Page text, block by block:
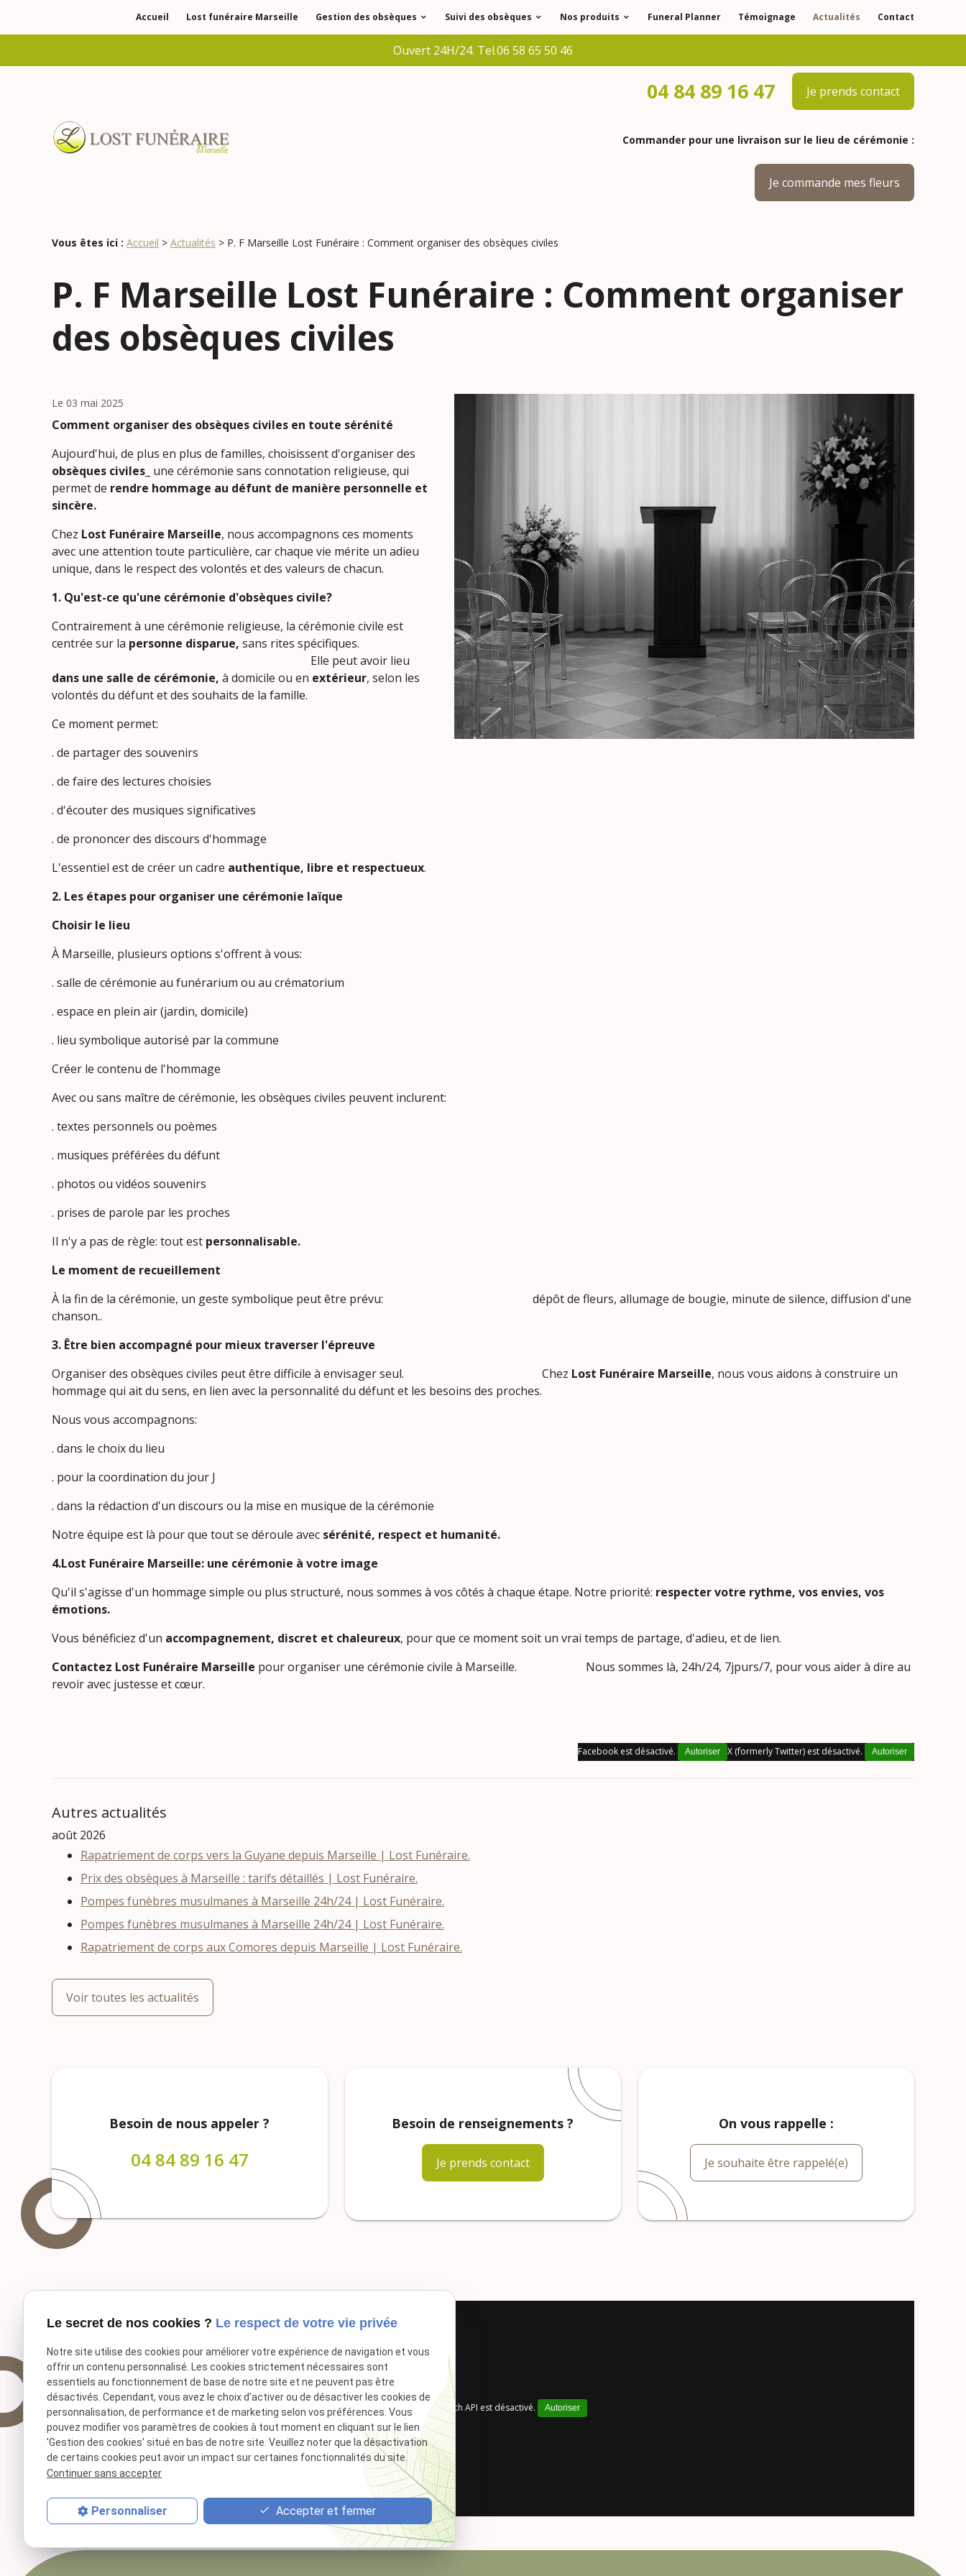
Accueil Lost funéraire Marseille Gestion des obsèques Suivi des obsèques Nos produits Funeral Planner Témoignage Actualités Contact
Ouvert 24H/24. Tel.06 58 65 50 46
04 84 89 16 47 Je prends contact
Commander pour une livraison sur le lieu de cérémonie :
Je commande mes fleurs
Vous êtes ici : Accueil > Actualités > P. F Marseille Lost Funéraire : Comment organiser des obsèques civiles
P. F Marseille Lost Funéraire : Comment organiser
des obsèques civiles
Le 03 mai 2025
Comment organiser des obsèques civiles en toute sérénité
Aujourd'hui, de plus en plus de familles, choisissent d'organiser des
obsèques civiles _ une cérémonie sans connotation religieuse, qui
permet de rendre hommage au défunt de manière personnelle et
sincère.
Chez Lost Funéraire Marseille, nous accompagnons ces moments
avec une attention toute particulière, car chaque vie mérite un adieu
unique, dans le respect des volontés et des valeurs de chacun.
1. Qu'est-ce qu'une cérémonie d'obsèques civile?
Contrairement à une cérémonie religieuse, la cérémonie civile est
centrée sur la personne disparue, sans rites spécifiques.
Elle peut avoir lieu
dans une salle de cérémonie, à domicile ou en extérieur, selon les
volontés du défunt et des souhaits de la famille.
Ce moment permet:
. de partager des souvenirs
. de faire des lectures choisies
. d'écouter des musiques significatives
. de prononcer des discours d'hommage
L'essentiel est de créer un cadre authentique, libre et respectueux.
2. Les étapes pour organiser une cérémonie laïque
Choisir le lieu
À Marseille, plusieurs options s'offrent à vous:
. salle de cérémonie au funérarium ou au crématorium
. espace en plein air (jardin, domicile)
. lieu symbolique autorisé par la commune
Créer le contenu de l'hommage
Avec ou sans maître de cérémonie, les obsèques civiles peuvent inclurent:
. textes personnels ou poèmes
. musiques préférées du défunt
. photos ou vidéos souvenirs
. prises de parole par les proches
Il n'y a pas de règle: tout est personnalisable.
Le moment de recueillement
À la fin de la cérémonie, un geste symbolique peut être prévu: dépôt de fleurs, allumage de bougie, minute de silence, diffusion d'une
chanson..
3. Être bien accompagné pour mieux traverser l'épreuve
Organiser des obsèques civiles peut être difficile à envisager seul. Chez Lost Funéraire Marseille, nous vous aidons à construire un
hommage qui ait du sens, en lien avec la personnalité du défunt et les besoins des proches.
Nous vous accompagnons:
. dans le choix du lieu
. pour la coordination du jour J
. dans la rédaction d'un discours ou la mise en musique de la cérémonie
Notre équipe est là pour que tout se déroule avec sérénité, respect et humanité.
4.Lost Funéraire Marseille: une cérémonie à votre image
Qu'il s'agisse d'un hommage simple ou plus structuré, nous sommes à vos côtés à chaque étape. Notre priorité: respecter votre rythme, vos envies, vos
émotions.
Vous bénéficiez d'un accompagnement, discret et chaleureux, pour que ce moment soit un vrai temps de partage, d'adieu, et de lien.
Contactez Lost Funéraire Marseille pour organiser une cérémonie civile à Marseille. Nous sommes là, 24h/24, 7jpurs/7, pour vous aider à dire au
revoir avec justesse et cœur.
X (formerly Twitter) est désactivé. Autoriser
Facebook est désactivé. Autoriser
Autres actualités
août 2026
Rapatriement de corps vers la Guyane depuis Marseille | Lost Funéraire.
Prix des obsèques à Marseille : tarifs détaillés | Lost Funéraire.
Pompes funèbres musulmanes à Marseille 24h/24 | Lost Funéraire.
Pompes funèbres musulmanes à Marseille 24h/24 | Lost Funéraire.
Rapatriement de corps aux Comores depuis Marseille | Lost Funéraire.
Voir toutes les actualités
Besoin de nous appeler ?
04 84 89 16 47
Besoin de renseignements ?
Je prends contact
On vous rappelle :
Je souhaite être rappelé(e)
Google Maps Search API est désactivé. Autoriser
Le secret de nos cookies ? Le respect de votre vie privée
Notre site utilise des cookies pour améliorer votre expérience de navigation et vous
offrir un contenu personnalisé. Les cookies strictement nécessaires sont
essentiels au fonctionnement de base de notre site et ne peuvent pas être
désactivés. Cependant, vous avez le choix d'activer ou de désactiver les cookies de
personnalisation, de performance et de marketing selon vos préférences. Vous
pouvez modifier vos paramètres de cookies à tout moment en cliquant sur le lien
'Gestion des cookies' situé en bas de notre site. Veuillez noter que la désactivation
de certains cookies peut avoir un impact sur certaines fonctionnalités du site.
Continuer sans accepter
Personnaliser Accepter et fermer